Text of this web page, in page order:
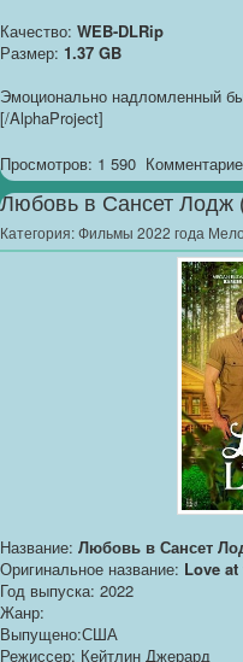
Качество: WEB-DLRip
Размер: 1.37 GB
Эмоционально надломленный
[/AlphaProject]
Просмотров: 1 590
Любовь в Сансет Лодж
Категория:Фильмы 2022 года
Название: Любовь в Сансет
Оригинальное название: Love
Год выпуска: 2022
Жанр:
Выпущено:США
Режиссер: Кейтлин Джерард